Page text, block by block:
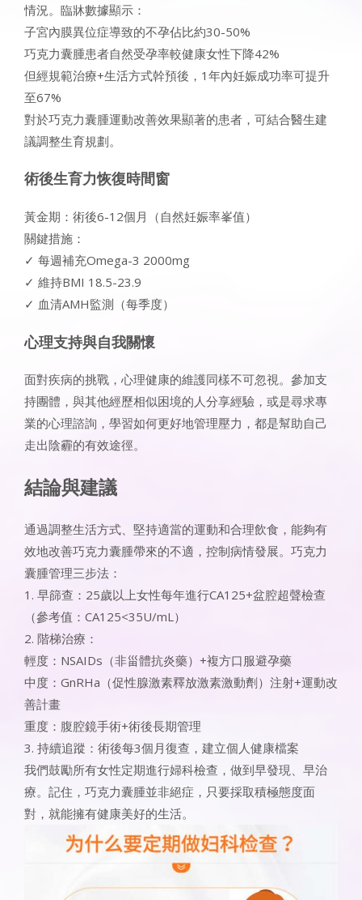
情況。臨牀數據顯示：
子宮內膜異位症導致的不孕佔比約30-50%
巧克力囊腫患者自然受孕率較健康女性下降42%
但經規範治療+生活方式幹預後，1年內妊娠成功率可提升
至67%
對於巧克力囊腫運動改善效果顯著的患者，可結合醫生建
議調整生育規劃。
術後生育力恢復時間窗
黃金期：術後6-12個月（自然妊娠率峯值）
關鍵措施：
✓ 每週補充Omega-3 2000mg
✓ 維持BMI 18.5-23.9
✓ 血清AMH監測（每季度）
心理支持與自我關懷
面對疾病的挑戰，心理健康的維護同樣不可忽視。參加支
持團體，與其他經歷相似困境的人分享經驗，或是尋求專
業的心理諮詢，學習如何更好地管理壓力，都是幫助自己
走出陰霾的有效途徑。
結論與建議
通過調整生活方式、堅持適當的運動和合理飲食，能夠有
效地改善巧克力囊腫帶來的不適，控制病情發展。巧克力
囊腫管理三步法：
1. 早篩查：25歲以上女性每年進行CA125+盆腔超聲檢查
（參考值：CA125<35U/mL）
2. 階梯治療：
輕度：NSAIDs（非甾體抗炎藥）+複方口服避孕藥
中度：GnRHa（促性腺激素釋放激素激動劑）注射+運動改
善計畫
重度：腹腔鏡手術+術後長期管理
3. 持續追蹤：術後每3個月復查，建立個人健康檔案
我們鼓勵所有女性定期進行婦科檢查，做到早發現、早治
療。記住，巧克力囊腫並非絕症，只要採取積極態度面
對，就能擁有健康美好的生活。